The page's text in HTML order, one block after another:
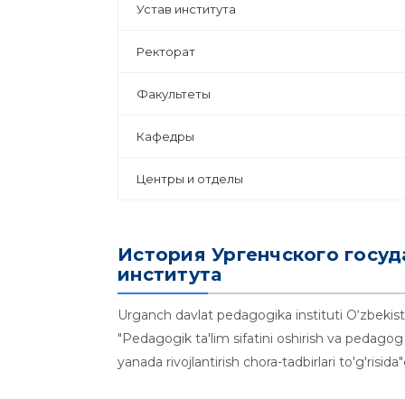
Устав института
Ректорат
Факультеты
Кафедры
Центры и отделы
История Ургенчского
института
Urganch davlat pedagogika instituti
"Pedagogik ta'lim sifatini oshirish va
yanada rivojlantirish chora-tadbirlari